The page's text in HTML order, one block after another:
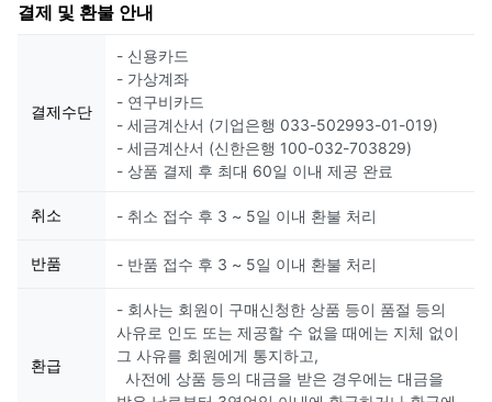
결제 및 환불 안내
결제수단
- 신용카드
- 가상계좌
- 연구비카드
- 세금계산서 (기업은행 033-502993-01-019)
- 세금계산서 (신한은행 100-032-703829)
- 상품 결제 후 최대 60일 이내 제공 완료
취소 - 취소 접수 후 3 ~ 5일 이내 환불 처리
반품 - 반품 접수 후 3 ~ 5일 이내 환불 처리
환급
- 회사는 회원이 구매신청한 상품 등이 품절 등의
사유로 인도 또는 제공할 수 없을 때에는 지체 없이
그 사유를 회원에게 통지하고,
사전에 상품 등의 대금을 받은 경우에는 대금을